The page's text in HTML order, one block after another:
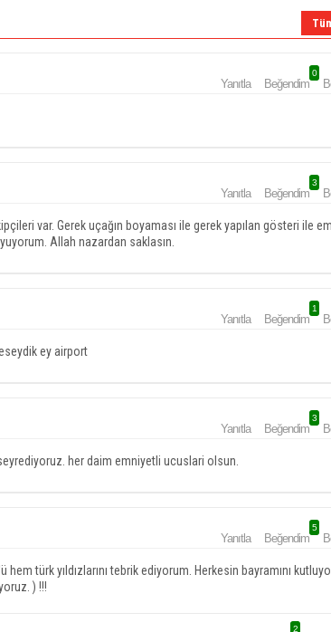
Yanıtla Beğendim
0
Yanıtla Beğendim
3
var. Gerek uçağın boyaması ile gerek yapılan gösteri ile
Allah nazardan saklasın.
Yanıtla Beğendim
1
ey airport
Yanıtla Beğendim
3
her daim emniyetli ucuslari olsun.
Yanıtla Beğendim
5
türk yıldızlarını tebrik ediyorum. Herkesin bayramını
) !!!
2